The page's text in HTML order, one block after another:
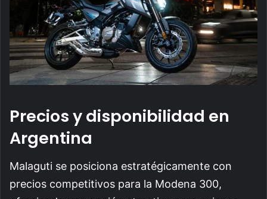
Precios y disponibilidad en
Argentina
Malaguti se posiciona estratégicamente con
precios competitivos para la Modena 300,